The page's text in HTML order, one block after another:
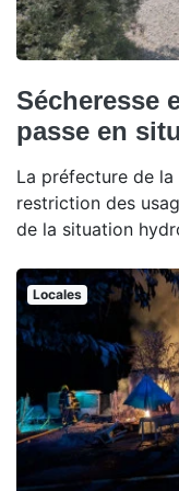
Sécheresse
passe en
La préfecture de
restriction des
de la situation
Locales